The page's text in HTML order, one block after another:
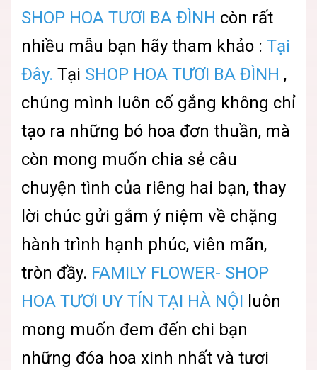
SHOP HOA TƯƠI BA ĐÌNH còn rất
nhiều mẫu bạn hãy tham khảo : Tại
Đây. Tại SHOP HOA TƯƠI BA ĐÌNH ,
chúng mình luôn cố gắng không chỉ
tạo ra những bó hoa đơn thuần, mà
còn mong muốn chia sẻ câu
chuyện tình của riêng hai bạn, thay
lời chúc gửi gắm ý niệm về chặng
hành trình hạnh phúc, viên mãn,
tròn đầy. FAMILY FLOWER- SHOP
HOA TƯƠI UY TÍN TẠI HÀ NỘI luôn
mong muốn đem đến chi bạn
những đóa hoa xinh nhất và tươi